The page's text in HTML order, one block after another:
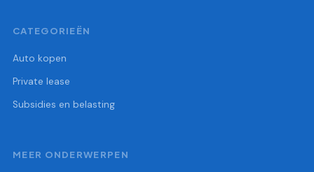
CATEGORIEËN
Auto kopen
Private lease
Subsidies en belasting
MEER ONDERWERPEN